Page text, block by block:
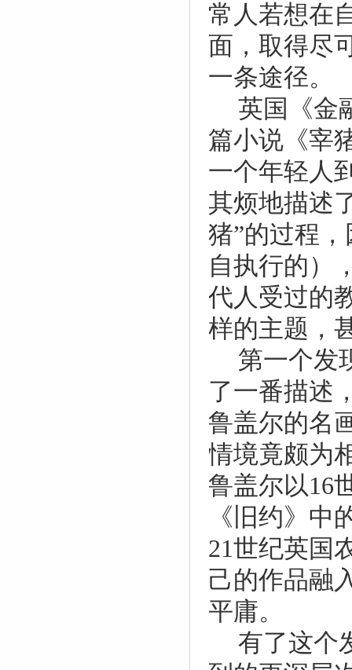
常人若想在
面，取得尽
一条途径。
英国《金
篇小说《宰
一个年轻人
其烦地描述
猪”的过程
自执行的）
代人受过的
样的主题，
第一个发
了一番描述
鲁盖尔的名
情境竟颇为
鲁盖尔以16
《旧约》
21世纪英国
己的作品融
平庸。
有了这个